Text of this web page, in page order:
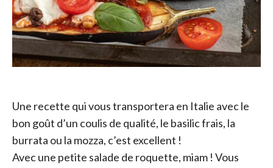
Une recette qui vous transportera en Italie avec le
bon goût d’un coulis de qualité, le basilic frais, la
burrata ou la mozza, c’est excellent !
Avec une petite salade de roquette, miam ! Vous